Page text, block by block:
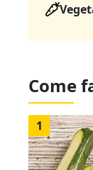
Come
1